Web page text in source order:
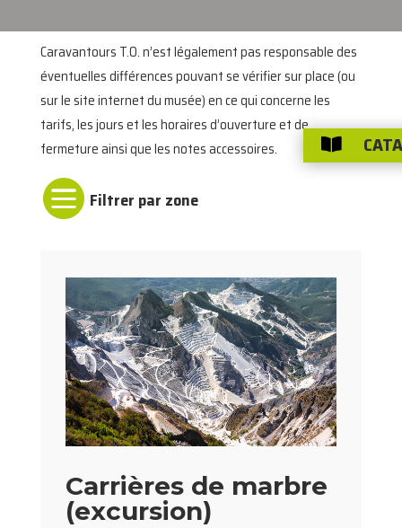
Caravantours T.O. n’est légalement pas responsable des
éventuelles différences pouvant se vérifier sur place (ou
sur le site internet du musée) en ce qui concerne les
tarifs, les jours et les horaires d’ouverture et de
fermeture ainsi que les notes accessoires.

Carrières de marbre
(excursion)
